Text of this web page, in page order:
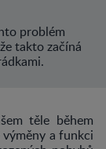
problém
takto začíná
těle během
a funkci